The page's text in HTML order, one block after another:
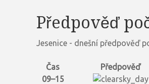
Předpověď
Jesenice - dnešní předpověď
Čas Předpověď
09–15